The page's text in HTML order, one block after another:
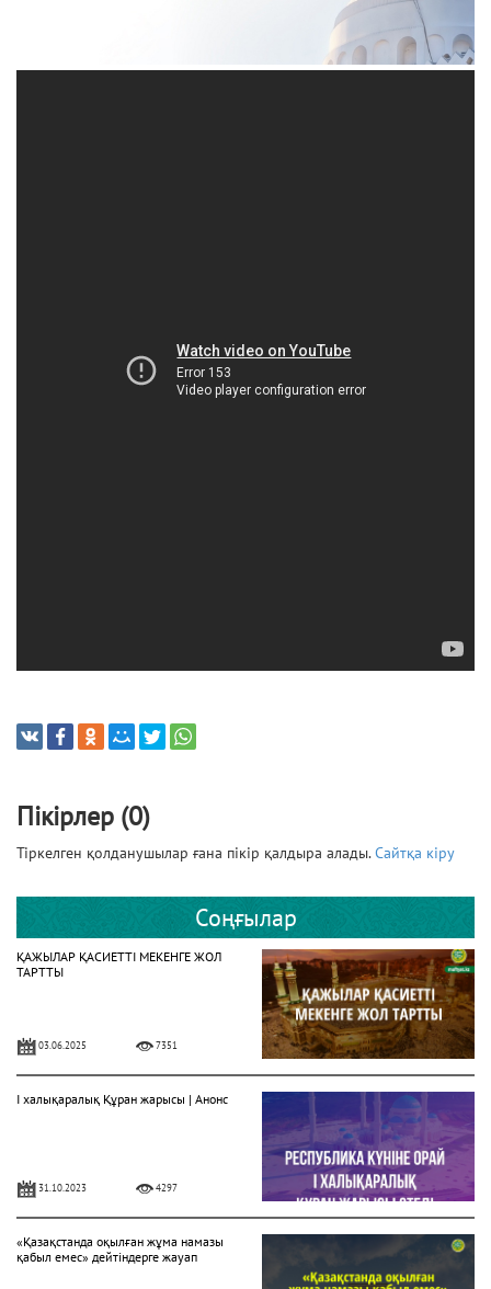
Пікірлер (0)
Тіркелген қолданушылар ғана пікір қалдыра алады.Сайтқа кіру
Соңғылар
ҚАЖЫЛАР ҚАСИЕТТІ МЕКЕНГЕ ЖОЛ
ТАРТТЫ
03.06.2025 7351
І халықаралық Құран жарысы | Анонс
31.10.2023 4297
«Қазақстанда оқылған жұма намазы
қабыл емес» дейтіндерге жауап